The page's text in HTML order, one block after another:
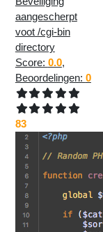
aangescherpt
voot /cgi-bin
directory
Score: 0.0,
Beoordelingen: 0
83